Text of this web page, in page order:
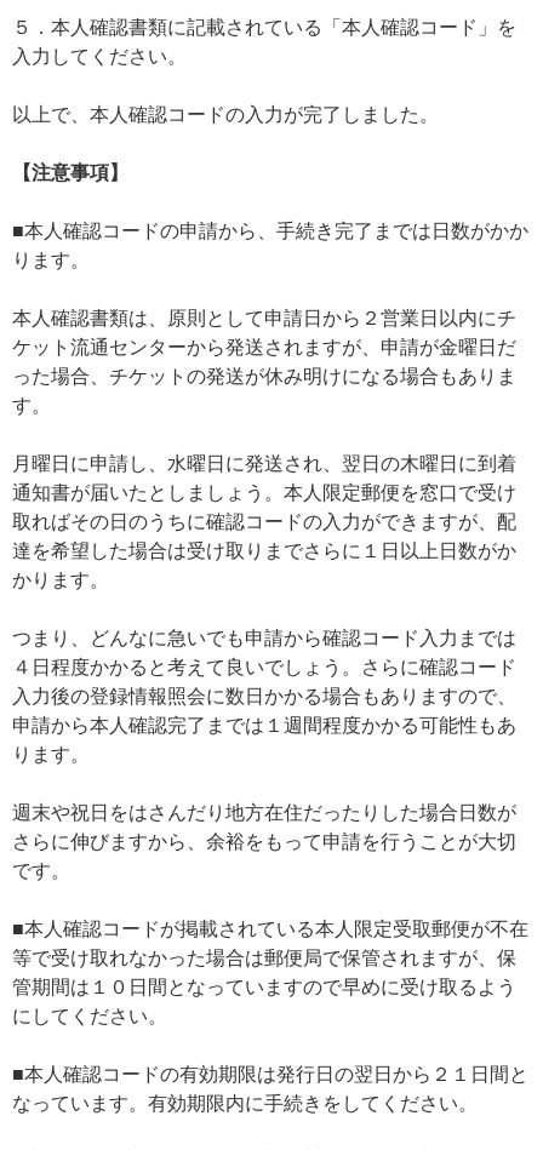
５．本人確認書類に記載されている「本人確認コード」を
入力してください。
以上で、本人確認コードの入力が完了しました。
【注意事項】
■本人確認コードの申請から、手続き完了までは日数がかか
ります。
本人確認書類は、原則として申請日から２営業日以内にチ
ケット流通センターから発送されますが、申請が金曜日だ
った場合、チケットの発送が休み明けになる場合もありま
す。
月曜日に申請し、水曜日に発送され、翌日の木曜日に到着
通知書が届いたとしましょう。本人限定郵便を窓口で受け
取ればその日のうちに確認コードの入力ができますが、配
達を希望した場合は受け取りまでさらに１日以上日数がか
かります。
つまり、どんなに急いでも申請から確認コード入力までは
４日程度かかると考えて良いでしょう。さらに確認コード
入力後の登録情報照会に数日かかる場合もありますので、
申請から本人確認完了までは１週間程度かかる可能性もあ
ります。
週末や祝日をはさんだり地方在住だったりした場合日数が
さらに伸びますから、余裕をもって申請を行うことが大切
です。
■本人確認コードが掲載されている本人限定受取郵便が不在
等で受け取れなかった場合は郵便局で保管されますが、保
管期間は１０日間となっていますので早めに受け取るよう
にしてください。
■本人確認コードの有効期限は発行日の翌日から２１日間と
なっています。有効期限内に手続きをしてください。